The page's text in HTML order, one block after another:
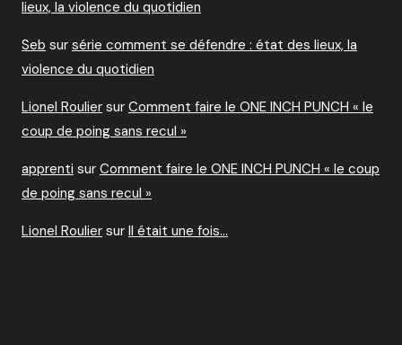
lieux, la violence du quotidien
Seb sur série comment se défendre : état des lieux, la
violence du quotidien
Lionel Roulier sur Comment faire le ONE INCH PUNCH « le
coup de poing sans recul »
apprenti sur Comment faire le ONE INCH PUNCH « le coup
de poing sans recul »
Lionel Roulier sur Il était une fois…